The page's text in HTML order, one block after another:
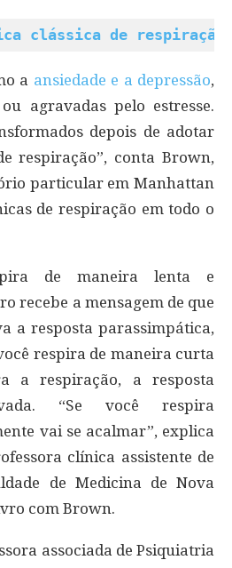
clássica de
a ansiedade e a depressão,
agravadas pelo estresse.
depois de adotar
respiração”, conta Brown,
particular em Manhattan
de respiração em todo o
de maneira lenta e
recebe a mensagem de que
a resposta parassimpática,
respira de maneira curta
a respiração, a resposta
“Se você respira
vai se acalmar”, explica
clínica assistente de
de Medicina de Nova
com Brown.
associada de Psiquiatria